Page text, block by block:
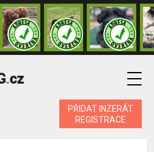
PŘIDAT INZERÁT
REGISTRACE